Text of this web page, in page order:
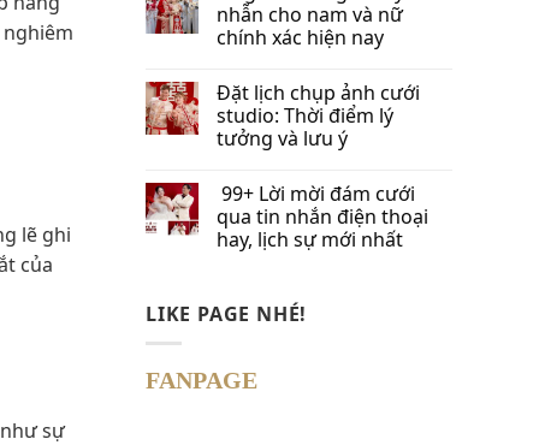
lẽ ghi
của
sự
nhẫn cho nam và nữ
chính xác hiện nay
Đặt lịch chụp ảnh cưới
studio: Thời điểm lý
tưởng và lưu ý
99+ Lời mời đám cưới
qua tin nhắn​ điện thoại
hay, lịch sự mới nhất
LIKE PAGE NHÉ!
FANPAGE